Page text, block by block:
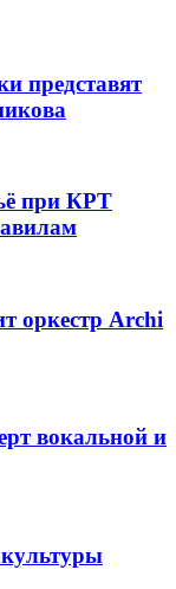
представят
при КРТ
оркестр Archi
вокальной и
культуры